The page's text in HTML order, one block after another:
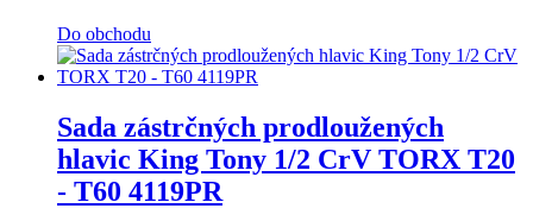
Do obchodu
Sada zástrčných prodloužených
hlavic King Tony 1/2 CrV TORX T20
- T60 4119PR